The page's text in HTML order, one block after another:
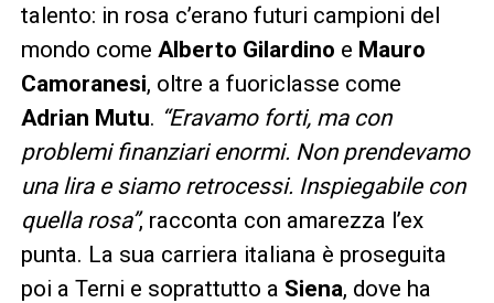
talento: in rosa c’erano futuri campioni del
mondo come Alberto Gilardino e Mauro
Camoranesi, oltre a fuoriclasse come
Adrian Mutu. “Eravamo forti, ma con
problemi finanziari enormi. Non prendevamo
una lira e siamo retrocessi. Inspiegabile con
quella rosa”, racconta con amarezza l’ex
punta. La sua carriera italiana è proseguita
poi a Terni e soprattutto a Siena, dove ha